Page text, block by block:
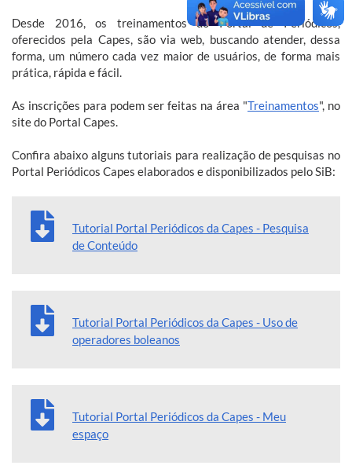
Desde 2016, os treinamentos do Portal de Periódicos,
oferecidos pela Capes, são via web, buscando atender, dessa
forma, um número cada vez maior de usuários, de forma mais
prática, rápida e fácil.
As inscrições para podem ser feitas na área "Treinamentos", no
site do Portal Capes.
Confira abaixo alguns tutoriais para realização de pesquisas no
Portal Periódicos Capes elaborados e disponibilizados pelo SiB:
Tutorial Portal Periódicos da Capes - Pesquisa
de Conteúdo
Tutorial Portal Periódicos da Capes - Uso de
operadores boleanos
Tutorial Portal Periódicos da Capes - Meu
espaço